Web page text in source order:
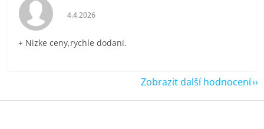
Hodnocení obchodu je 5 z 5 hvězdiček.
4.4.2026
+ Nizke ceny,rychle dodani.
Zobrazit další hodnocení
Z